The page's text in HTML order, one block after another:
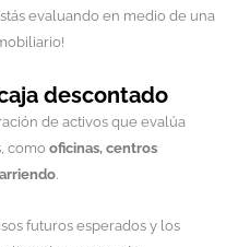
evaluando en medio de una
descontado
de activos que evalúa
como oficinas, centros
.
futuros esperados y los